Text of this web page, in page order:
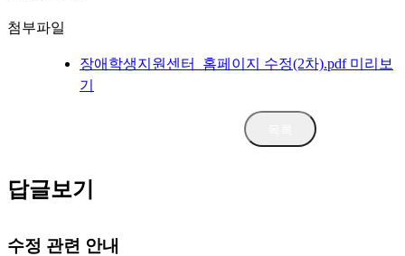
첨부파일
장애학생지원센터_홈페이지 수정(2차).pdf 미리보
기
답글보기
수정 관련 안내